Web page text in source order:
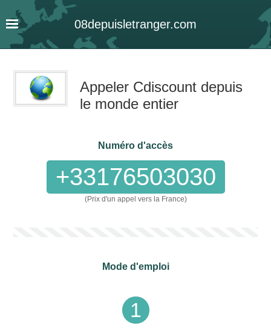
08depuisletranger.com
Appeler Cdiscount depuis
le monde entier
Numéro d'accès
+33176503030
(Prix d'un appel vers la France)
Mode d'emploi
1